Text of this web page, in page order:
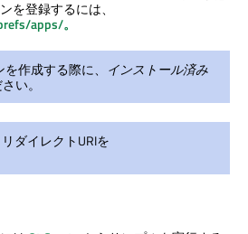
を登録するには、
apps/。
作成する際に、 インストール済み
い。
ダイレクトURIを